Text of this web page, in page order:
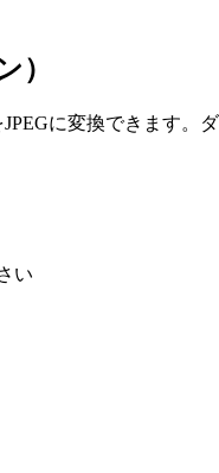
）
に変換できます
い